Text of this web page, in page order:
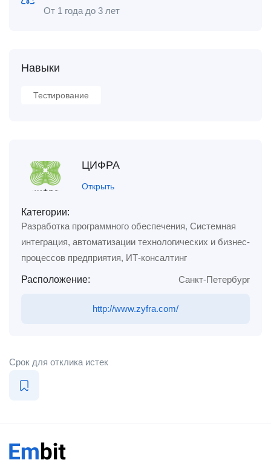
От 1 года до 3 лет
Навыки
Тестирование
ЦИФРА
Открыть
Категории:
Разработка программного обеспечения, Системная
интеграция, автоматизации технологических и бизнес-
процессов предприятия, ИТ-консалтинг
Расположение: Санкт-Петербург
http://www.zyfra.com/
Срок для отклика истек